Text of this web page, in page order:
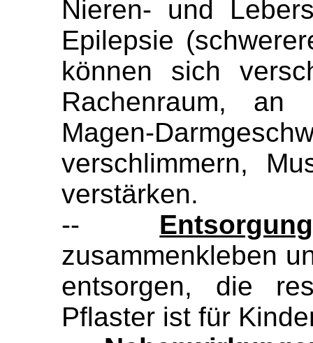
Nieren- und
Epilepsie
können sich
Rachenraum, an
Magen-
verschlimmern,
verstärken.
-- Entsorgung
zusammenkleben
entsorgen, die
Pflaster ist für